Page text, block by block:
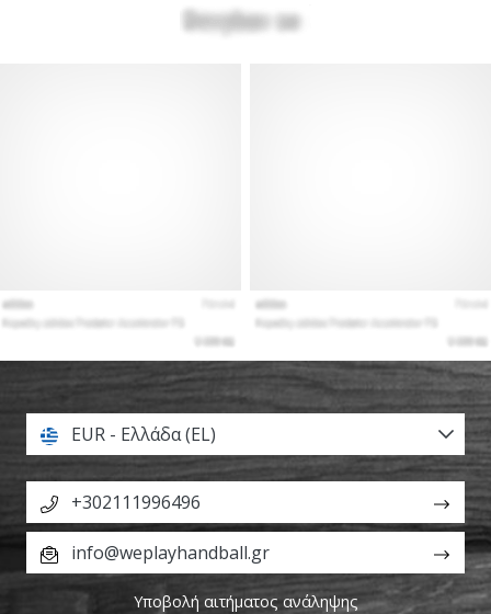
EUR - Ελλάδα (EL)
+302111996496
info@weplayhandball.gr
Υποβολή αιτήματος ανάληψης